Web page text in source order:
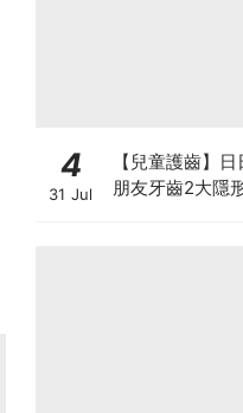
4
31 Jul
【兒童護齒】
朋友牙齒2大隱